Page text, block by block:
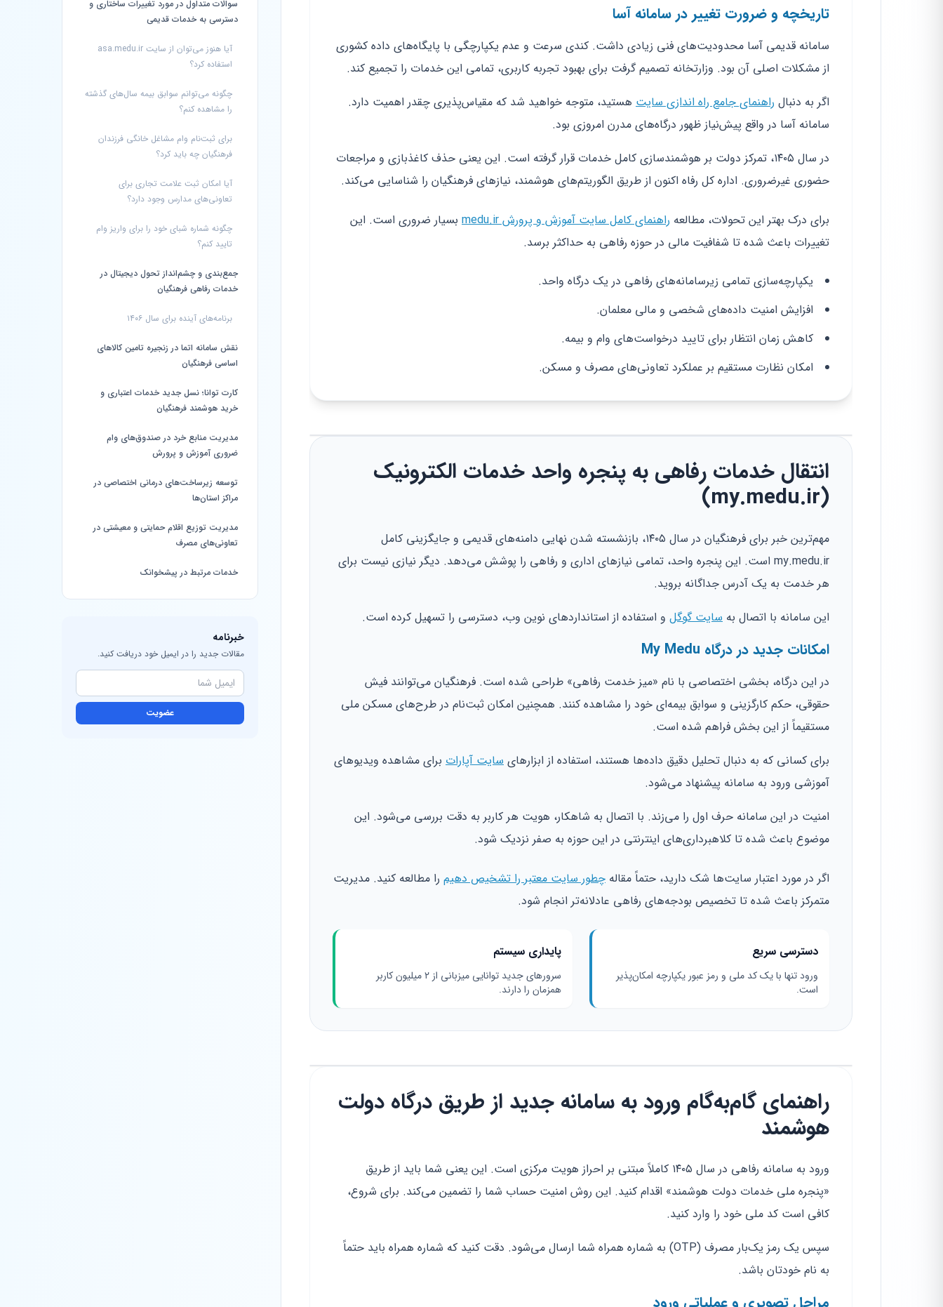
سوالات متداول در مورد تغییرات ساختاری و
دسترسی به خدمات قدیمی
آیا هنوز می‌توان از سایت asa.medu.ir
استفاده کرد؟
چگونه می‌توانم سوابق بیمه سال‌های گذشته
را مشاهده کنم؟
برای ثبت‌نام وام مشاغل خانگی فرزندان
فرهنگیان چه باید کرد؟
آیا امکان ثبت علامت تجاری برای
تعاونی‌های مدارس وجود دارد؟
چگونه شماره شبای خود را برای واریز وام
تایید کنم؟
جمع‌بندی و چشم‌انداز تحول دیجیتال در
خدمات رفاهی فرهنگیان
برنامه‌های آینده برای سال ۱۴۰۶
نقش سامانه اتما در زنجیره تامین کالاهای
اساسی فرهنگیان
کارت توانا؛ نسل جدید خدمات اعتباری و
خرید هوشمند فرهنگیان
مدیریت منابع خرد در صندوق‌های وام
ضروری آموزش و پرورش
توسعه زیرساخت‌های درمانی اختصاصی در
مراکز استان‌ها
مدیریت توزیع اقلام حمایتی و معیشتی در
تعاونی‌های مصرف
خدمات مرتبط در پیشخوانک
خبرنامه
مقالات جدید را در ایمیل خود دریافت کنید.
عضویت
تاریخچه و ضرورت تغییر در سامانه آسا
سامانه قدیمی آسا محدودیت‌های فنی زیادی داشت. کندی سرعت و عدم یکپارچگی با پایگاه‌های داده کشوری
از مشکلات اصلی آن بود. وزارتخانه تصمیم گرفت برای بهبود تجربه کاربری، تمامی این خدمات را تجمیع کند.
اگر به دنبال راهنمای جامع راه اندازی سایت هستید، متوجه خواهید شد که مقیاس‌پذیری چقدر اهمیت دارد.
سامانه آسا در واقع پیش‌نیاز ظهور درگاه‌های مدرن امروزی بود.
در سال ۱۴۰۵، تمرکز دولت بر هوشمندسازی کامل خدمات قرار گرفته است. این یعنی حذف کاغذبازی و مراجعات
حضوری غیرضروری. اداره کل رفاه اکنون از طریق الگوریتم‌های هوشمند، نیازهای فرهنگیان را شناسایی می‌کند.
برای درک بهتر این تحولات، مطالعه راهنمای کامل سایت آموزش و پرورش medu.ir
بسیار ضروری است. این
تغییرات باعث شده تا شفافیت مالی در حوزه رفاهی به حداکثر برسد.
یکپارچه‌سازی تمامی زیرسامانه‌های رفاهی در یک درگاه واحد.
افزایش امنیت داده‌های شخصی و مالی معلمان.
کاهش زمان انتظار برای تایید درخواست‌های وام و بیمه.
امکان نظارت مستقیم بر عملکرد تعاونی‌های مصرف و مسکن.
انتقال خدمات رفاهی به پنجره واحد خدمات الکترونیک
(my.medu.ir)
مهم‌ترین خبر برای فرهنگیان در سال ۱۴۰۵، بازنشسته شدن نهایی دامنه‌های قدیمی و جایگزینی کامل
my.medu.ir است. این پنجره واحد، تمامی نیازهای اداری و رفاهی را پوشش می‌دهد. دیگر نیازی نیست برای
هر خدمت به یک آدرس جداگانه بروید.
این سامانه با اتصال به سایت گوگل و استفاده از استانداردهای نوین وب، دسترسی را تسهیل کرده است.
امکانات جدید در درگاه My Medu
در این درگاه، بخشی اختصاصی با نام «میز خدمت رفاهی» طراحی شده است. فرهنگیان می‌توانند فیش
حقوقی، حکم کارگزینی و سوابق بیمه‌ای خود را مشاهده کنند. همچنین امکان ثبت‌نام در طرح‌های مسکن ملی
مستقیماً از این بخش فراهم شده است.
برای کسانی که به دنبال تحلیل دقیق داده‌ها هستند، استفاده از ابزارهای سایت آپارات برای مشاهده ویدیوهای
آموزشی ورود به سامانه پیشنهاد می‌شود.
امنیت در این سامانه حرف اول را می‌زند. با اتصال به شاهکار، هویت هر کاربر به دقت بررسی می‌شود. این
موضوع باعث شده تا کلاهبرداری‌های اینترنتی در این حوزه به صفر نزدیک شود.
اگر در مورد اعتبار سایت‌ها شک دارید، حتماً مقاله چطور سایت معتبر را تشخیص دهیم را مطالعه کنید. مدیریت
متمرکز باعث شده تا تخصیص بودجه‌های رفاهی عادلانه‌تر انجام شود.
دسترسی سریع
ورود تنها با یک کد ملی و رمز عبور یکپارچه امکان‌پذیر
است.
پایداری سیستم
سرورهای جدید توانایی میزبانی از ۲ میلیون کاربر
همزمان را دارند.
راهنمای گام‌به‌گام ورود به سامانه جدید از طریق درگاه دولت
هوشمند
ورود به سامانه رفاهی در سال ۱۴۰۵ کاملاً مبتنی بر احراز هویت مرکزی است. این یعنی شما باید از طریق
«پنجره ملی خدمات دولت هوشمند» اقدام کنید. این روش امنیت حساب شما را تضمین می‌کند. برای شروع،
کافی است کد ملی خود را وارد کنید.
سپس یک رمز یک‌بار مصرف (OTP) به شماره همراه شما ارسال می‌شود. دقت کنید که شماره همراه باید حتماً
به نام خودتان باشد.
مراحل تصویری و عملیاتی ورود